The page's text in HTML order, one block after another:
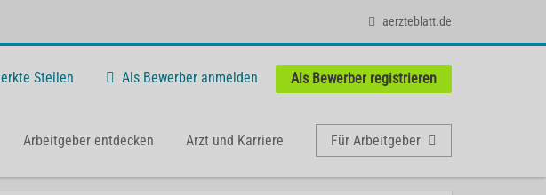
aerzteblatt.de
Stellen Als Bewerber anmelden Als Bewerber registrieren
Arbeitgeber entdecken Arzt und Karriere Für Arbeitgeber